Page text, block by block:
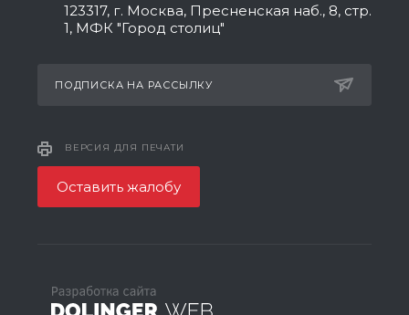
123317, г. Москва, Пресненская наб., 8, стр.
1, МФК "Город столиц"
ПОДПИСКА НА РАССЫЛКУ
ВЕРСИЯ ДЛЯ ПЕЧАТИ
Оставить жалобу